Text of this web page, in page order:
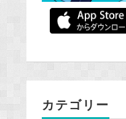
カテゴリー